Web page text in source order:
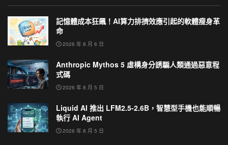
記憶體成本狂飆！AI算力排擠效應引起的軟體瘦身革
命
2026 年 8 月 6 日
Anthropic Mythos 5 虛構身分誘騙人類通過惡意程
式碼
2026 年 8 月 5 日
Liquid AI 推出 LFM2.5-2.6B，智慧型手機也能順暢
執行 AI Agent
2026 年 8 月 5 日